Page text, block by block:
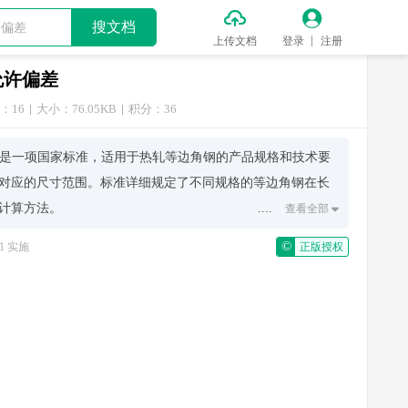
搜文档 
上传文档

登录 注册
许偏差
16 大小：76.05KB 积分：36
一项国家标准，适用于热轧等边角钢的产品规格和技术要
应的尺寸范围。标准详细规定了不同规格的等边角钢在长
算方法。
端部形状等，确保钢材能够满足一定的几何精度。关于允
容许值，包括但不限于长度偏差、宽度和厚度的正负公差
.... 查看全部 
实施 © 正版授权